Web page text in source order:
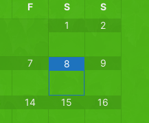
F S
S
1
2
7 8 9
14 15 16